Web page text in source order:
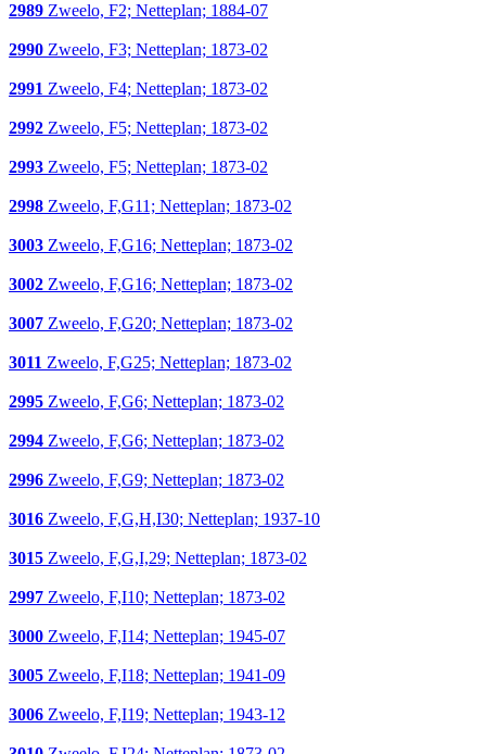
2989 Zweelo, F2; Netteplan; 1884-07
2990 Zweelo, F3; Netteplan; 1873-02
2991 Zweelo, F4; Netteplan; 1873-02
2992 Zweelo, F5; Netteplan; 1873-02
2993 Zweelo, F5; Netteplan; 1873-02
2998 Zweelo, F,G11; Netteplan; 1873-02
3003 Zweelo, F,G16; Netteplan; 1873-02
3002 Zweelo, F,G16; Netteplan; 1873-02
3007 Zweelo, F,G20; Netteplan; 1873-02
3011 Zweelo, F,G25; Netteplan; 1873-02
2995 Zweelo, F,G6; Netteplan; 1873-02
2994 Zweelo, F,G6; Netteplan; 1873-02
2996 Zweelo, F,G9; Netteplan; 1873-02
3016 Zweelo, F,G,H,I30; Netteplan; 1937-10
3015 Zweelo, F,G,I,29; Netteplan; 1873-02
2997 Zweelo, F,I10; Netteplan; 1873-02
3000 Zweelo, F,I14; Netteplan; 1945-07
3005 Zweelo, F,I18; Netteplan; 1941-09
3006 Zweelo, F,I19; Netteplan; 1943-12